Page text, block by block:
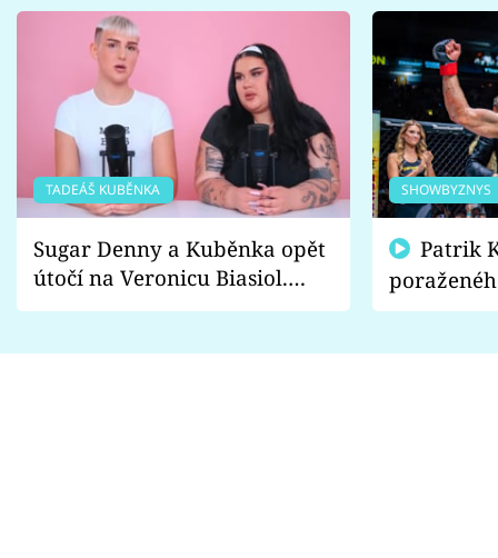
TADEÁŠ KUBĚNKA
Sugar Denny a Kuběnka opět
útočí na Veronicu Biasiol.
Proč je podle nich falešná a
SHOWBYZNYS
fanoušci